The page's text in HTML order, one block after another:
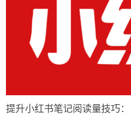
提升小红书笔记阅读量技巧：